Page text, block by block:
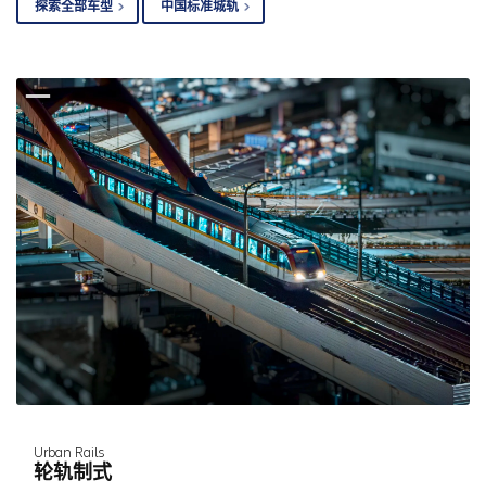
探索全部车型 中国标准城轨
Urban Rails
轮轨制式